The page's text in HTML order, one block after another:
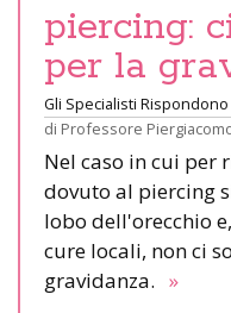
piercing:
per la
Gli Specialisti Rispondono
di Professore
Nel caso in cui per
dovuto al piercing
lobo dell'orecchio
cure locali, non ci
gravidanza. »